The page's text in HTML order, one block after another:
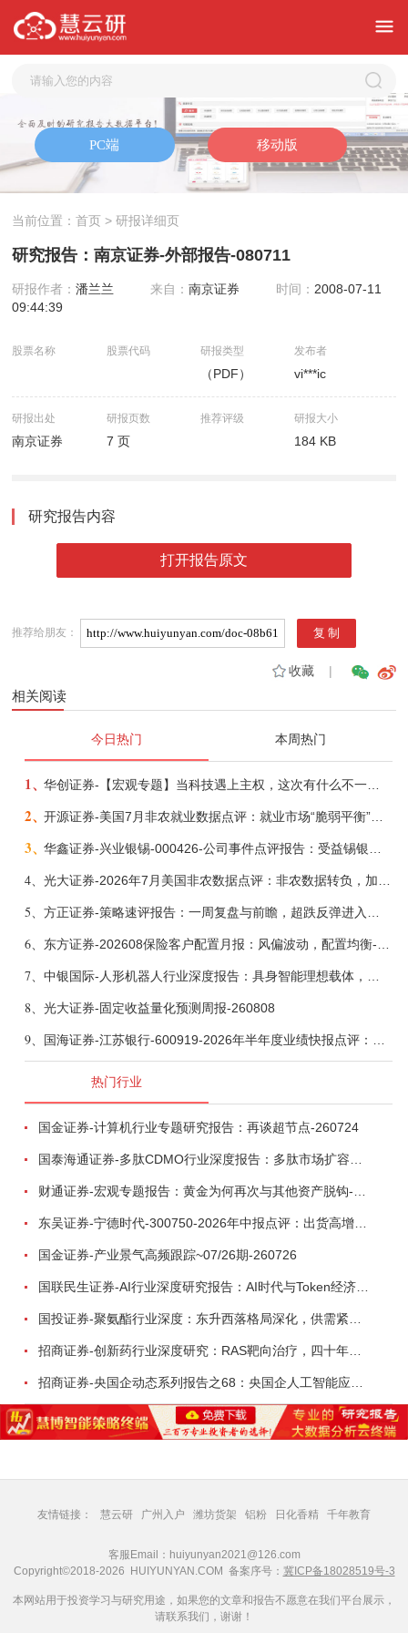
当前位置：首页 > 研报详细页
研究报告：南京证券-外部报告-080711
研报作者：潘兰兰 来自：南京证券 时间： 2008-07-11
09:44:39
股票名称 股票代码 研报类型
（PDF）
发布者
vi***ic
研报出处
南京证券
研报页数
7 页
推荐评级 研报大小
184 KB
研究报告内容
打开报告原文
推荐给朋友：
收藏|
相关阅读
今日热门 本周热门
1、 华创证券-【宏观专题】当科技遇上主权，这次有什么不一样？——海外科技思辨系列五-260808
2、 开源证券-美国7月非农就业数据点评：就业市场“脆弱平衡”，美联储加息动力并不高-260808
3、
4、
5、
6、
7、
8、 光大证券-固定收益量化预测周报-260808
9、
热门行业
国金证券-计算机行业专题研究报告：再谈超节点-260724
东吴证券-宁德时代-300750-2026年中报点评：出货高增业绩稳健，回购彰显龙头信心-260726
国金证券-产业景气高频跟踪~07/26期-260726
国联民生证券-AI行业深度研究报告：AI时代与Token经济，从技术符号到数字石油-260801
招商证券-创新药行业深度研究：RAS靶向治疗，四十年不可成药的终结，与终结之后的治疗格局演化-260805
友情链接： 慧云研 广州入户 潍坊货架 铝粉 日化香精 千年教育
客服Email：huiyunyan2021@126.com
Copyright©2018-2026 HUIYUNYAN.COM 备案序号： 冀ICP备18028519号-3
本网站用于投资学习与研究用途，如果您的文章和报告不愿意在我们平台展示，
请联系我们，谢谢！